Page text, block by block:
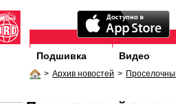
Подшивка Видео
> Архив новостей >